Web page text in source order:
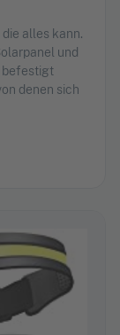
alles kann.
und
befestigt
denen sich